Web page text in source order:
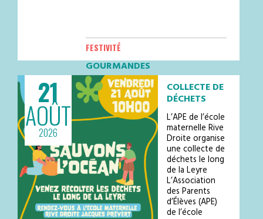
GOURMANDES
Les Estivales Gourmandes – Vendredi
14 août ! Place du Champ de
Foire Dès 19hVenez profiter d’une
belle soirée estivale dans une
ambiance chaleureuse et conviviale
avec de nombreux food trucks, de la
restauration sur place et u…
FESTIVITÉ
21
AOÛT
2026
COLLECTE DE
DÉCHETS
L’APE de l’école
maternelle Rive
Droite organise
une collecte de
déchets le long
de la Leyre
L’Association
des Parents
d’Élèves (APE)
de l’école